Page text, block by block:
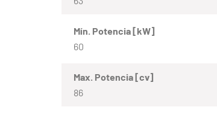
Mín. Potencia [kW]
60
Max. Potencia [cv]
86